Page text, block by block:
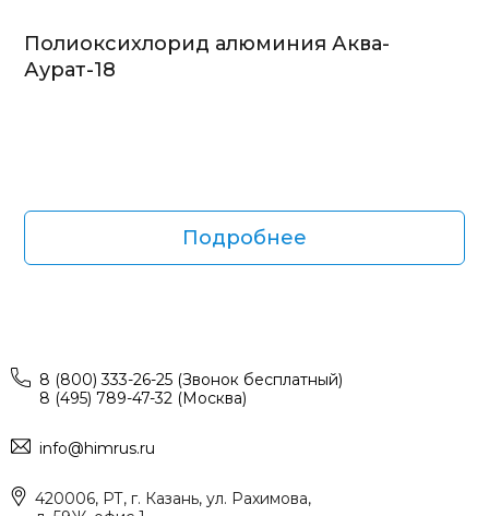
Полиоксихлорид алюминия Аква-
Аурат-18
Подробнее
8 (800) 333-26-25 (Звонок бесплатный)
8 (495) 789-47-32 (Москва)
info@himrus.ru
420006, РТ, г. Казань, ул. Рахимова,